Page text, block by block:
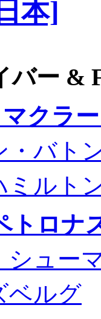
本]
バー &
クラ
・バト
ミルト
トロナ
シュー
ベルグ